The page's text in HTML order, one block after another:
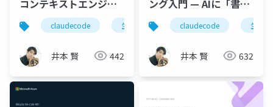
コンテキストエンジニ
アリングで開発が変わ
る（入門）
claudecode 生成ai コンテキストエンジニアリン
井本 賢 442
ング入門 — AIに「書か
せる」から「品質を維
持し続ける」へ
claudecode 生成ai
井本 賢 632